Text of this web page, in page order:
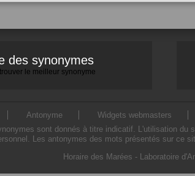
des synonymes
le meilleur synonyme
Antonyme Widgets webmasters
sont donnés à titre indicatif. L'utilisation
Les antonymes des mots présentés sur ce
Horaire des Marées - Laboratoire